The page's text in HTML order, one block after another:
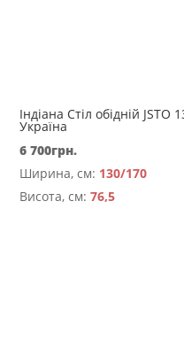
Індіана Стіл обідній
Україна
6 700грн.
Ширина, см: 130/170
Висота, см:76,5